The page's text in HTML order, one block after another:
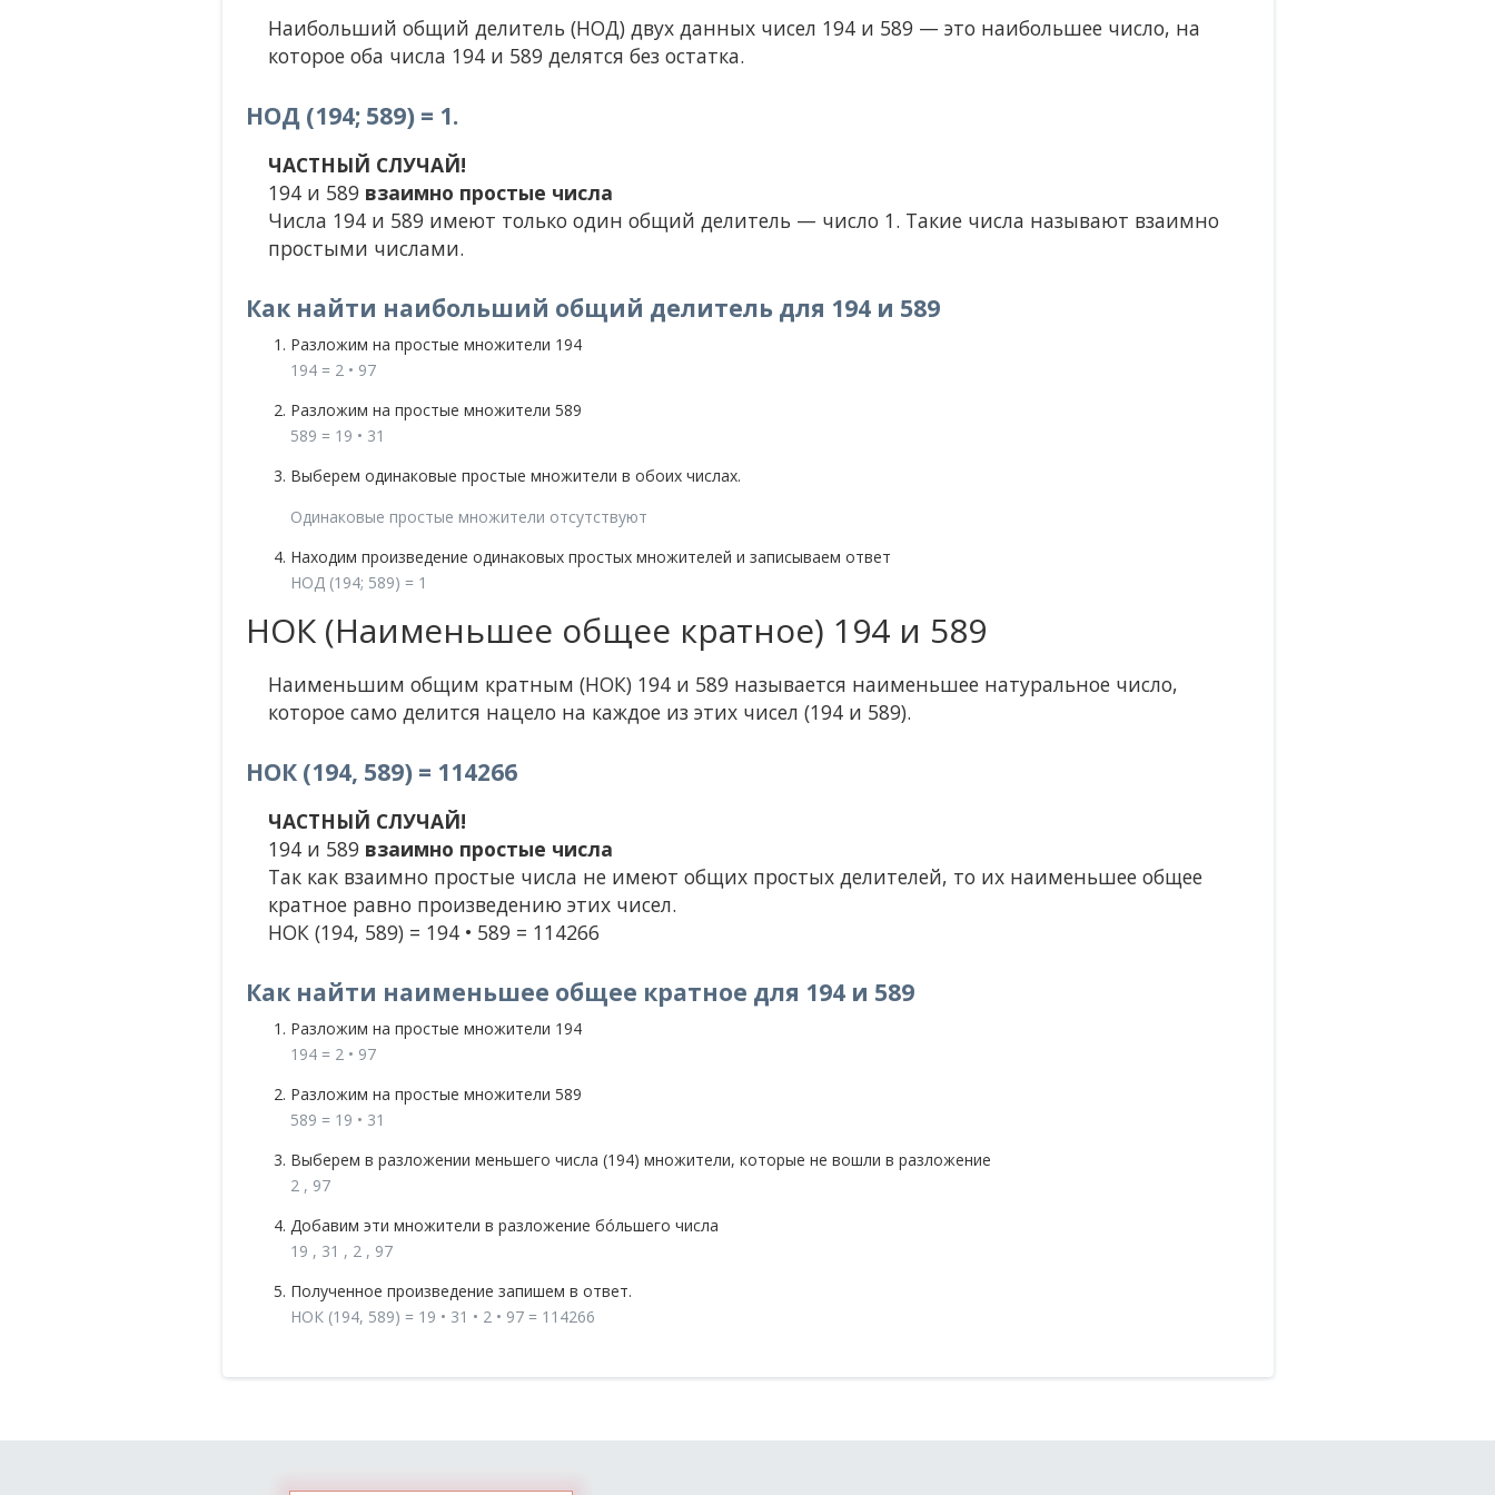
Наибольший общий делитель (НОД) двух данных чисел 194 и 589 — это наибольшее число, на
которое оба числа 194 и 589 делятся без остатка.
НОД (194; 589) = 1.
ЧАСТНЫЙ СЛУЧАЙ!
194 и 589 взаимно простые числа
Числа 194 и 589 имеют только один общий делитель — число 1. Такие числа называют взаимно
простыми числами.
Как найти наибольший общий делитель для 194 и 589
Разложим на простые множители 194
194 = 2 • 97
Разложим на простые множители 589
589 = 19 • 31
Выберем одинаковые простые множители в обоих числах.
Одинаковые простые множители отсутствуют
Находим произведение одинаковых простых множителей и записываем ответ
НОД (194; 589) = 1
НОК (Наименьшее общее кратное) 194 и 589
Наименьшим общим кратным (НОК) 194 и 589 называется наименьшее натуральное число,
которое само делится нацело на каждое из этих чисел (194 и 589).
НОК (194, 589) = 114266
ЧАСТНЫЙ СЛУЧАЙ!
194 и 589 взаимно простые числа
Так как взаимно простые числа не имеют общих простых делителей, то их наименьшее общее
кратное равно произведению этих чисел.
НОК (194, 589) = 194 • 589 = 114266
Как найти наименьшее общее кратное для 194 и 589
Разложим на простые множители 194
194 = 2 • 97
Разложим на простые множители 589
589 = 19 • 31
Выберем в разложении меньшего числа (194) множители, которые не вошли в разложение
2 , 97
Добавим эти множители в разложение бóльшего числа
19 , 31 , 2 , 97
Полученное произведение запишем в ответ.
НОК (194, 589) = 19 • 31 • 2 • 97 = 114266